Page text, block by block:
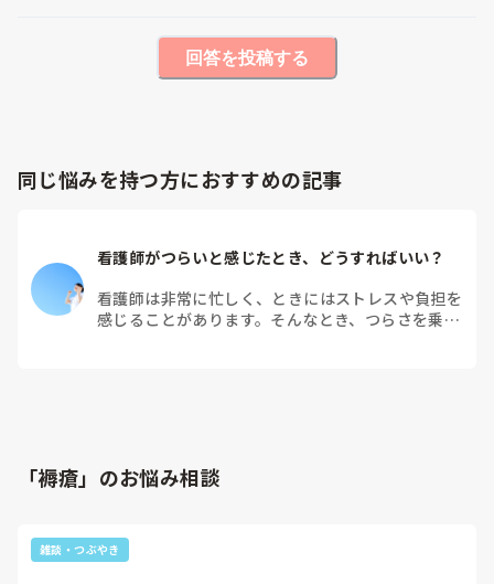
回答を投稿する
同じ悩みを持つ方におすすめの記事
看護師がつらいと感じたとき、どうすればいい？
看護師は非常に忙しく、ときにはストレスや負担を
感じることがあります。そんなとき、つらさを乗り
「褥瘡」のお悩み相談
雑談・つぶやき